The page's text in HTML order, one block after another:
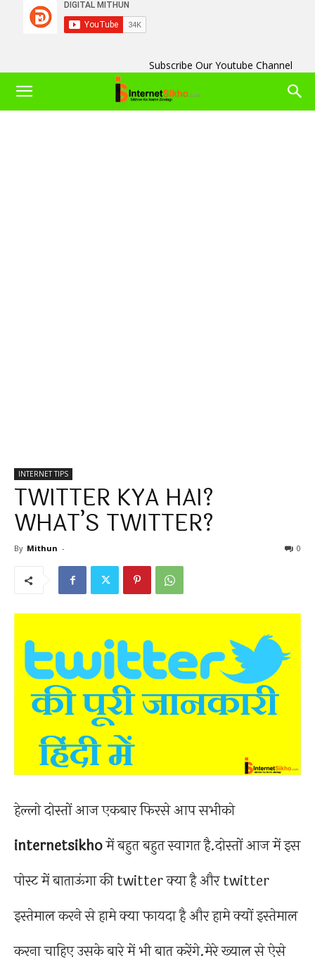
Subscribe Our Youtube Channel
INTERNET TIPS
TWITTER KYA HAI?
WHAT’S TWITTER?
By Mithun - 0
हेल्लो दोस्तों आज एकबार फिरसे आप सभीको
internetsikhoमें बहुत बहुत स्वागत है.दोस्तों आज में इस
पोस्ट में बाताऊंगा की twitter क्या है और twitter
इस्तेमाल करने से हामे क्या फायदा है और हामे क्यों इस्तेमाल
करना चाहिए उसके बारे में भी बात करेंगे.मेरे ख्याल से ऐसे